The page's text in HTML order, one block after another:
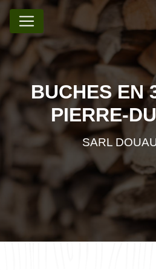
BUCHES EN
PIERRE-
SARL
Panneau de gestion des cookies